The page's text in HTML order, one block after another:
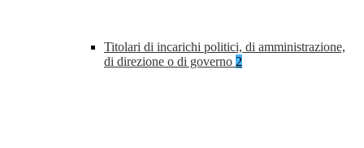
Titolari di incarichi politici, di amministrazione,
di direzione o di governo 2